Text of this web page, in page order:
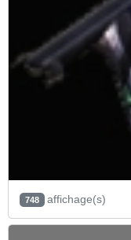
748 affichage(s)